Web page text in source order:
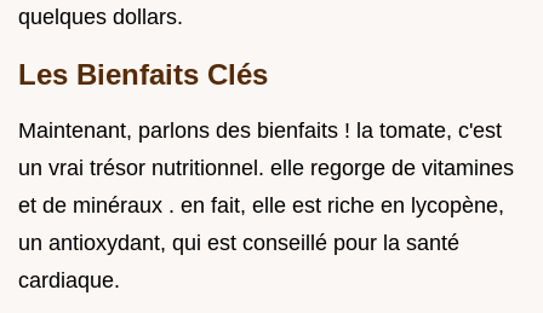
quelques dollars.
Les Bienfaits Clés
Maintenant, parlons des bienfaits ! la tomate, c'est
un vrai trésor nutritionnel. elle regorge de vitamines
et de minéraux . en fait, elle est riche en lycopène,
un antioxydant, qui est conseillé pour la santé
cardiaque.